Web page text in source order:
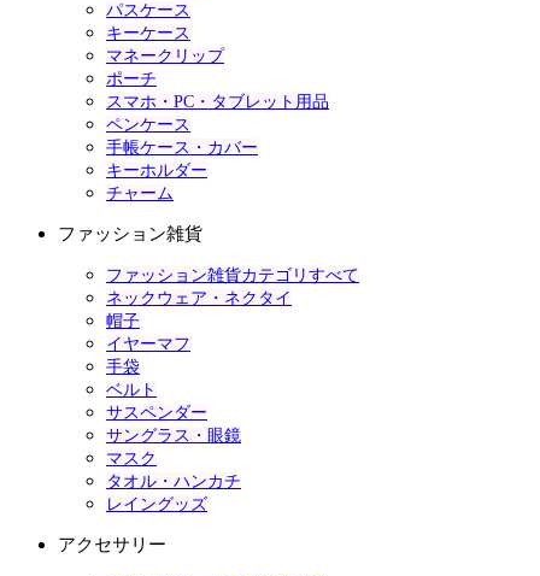
パスケース
キーケース
マネークリップ
ポーチ
スマホ・PC・タブレット用品
ペンケース
手帳ケース・カバー
キーホルダー
チャーム
ファッション雑貨
ファッション雑貨カテゴリすべて
ネックウェア・ネクタイ
帽子
イヤーマフ
手袋
ベルト
サスペンダー
サングラス・眼鏡
マスク
タオル・ハンカチ
レイングッズ
アクセサリー